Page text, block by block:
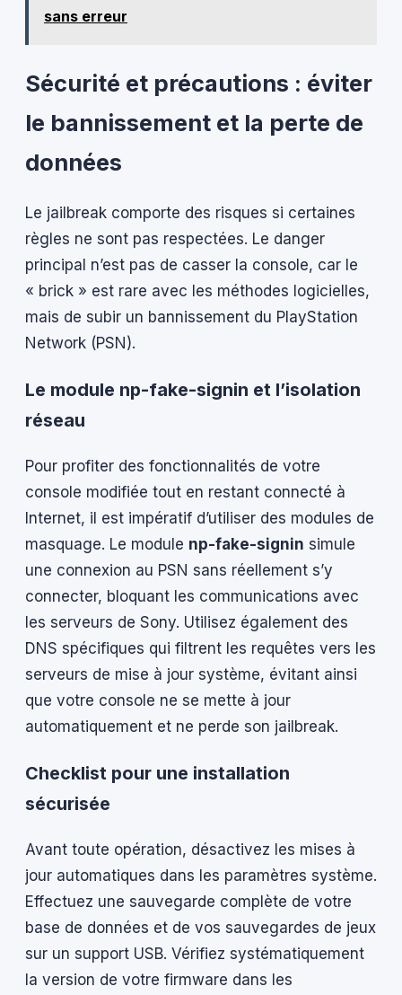
sans erreur
Sécurité et précautions : éviter
le bannissement et la perte de
données
Le jailbreak comporte des risques si certaines
règles ne sont pas respectées. Le danger
principal n’est pas de casser la console, car le
« brick » est rare avec les méthodes logicielles,
mais de subir un bannissement du PlayStation
Network (PSN).
Le module np-fake-signin et l’isolation
réseau
Pour profiter des fonctionnalités de votre
console modifiée tout en restant connecté à
Internet, il est impératif d’utiliser des modules de
masquage. Le module np-fake-signin simule
une connexion au PSN sans réellement s’y
connecter, bloquant les communications avec
les serveurs de Sony. Utilisez également des
DNS spécifiques qui filtrent les requêtes vers les
serveurs de mise à jour système, évitant ainsi
que votre console ne se mette à jour
automatiquement et ne perde son jailbreak.
Checklist pour une installation
sécurisée
Avant toute opération, désactivez les mises à
jour automatiques dans les paramètres système.
Effectuez une sauvegarde complète de votre
base de données et de vos sauvegardes de jeux
sur un support USB. Vérifiez systématiquement
la version de votre firmware dans les